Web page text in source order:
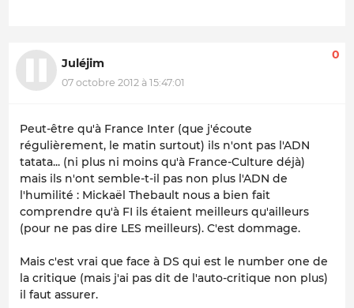
Juléjim
07 octobre 2012 à 15:47:01
0
Peut-être qu'à France Inter (que j'écoute
régulièrement, le matin surtout) ils n'ont pas l'ADN
tatata... (ni plus ni moins qu'à France-Culture déjà)
mais ils n'ont semble-t-il pas non plus l'ADN de
l'humilité : Mickaël Thebault nous a bien fait
comprendre qu'à FI ils étaient meilleurs qu'ailleurs
(pour ne pas dire LES meilleurs). C'est dommage.
Mais c'est vrai que face à DS qui est le number one de
la critique (mais j'ai pas dit de l'auto-critique non plus)
il faut assurer.